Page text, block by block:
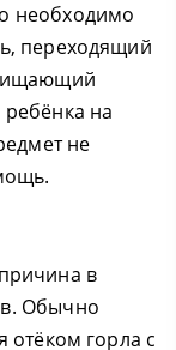
необходимо
переходящий
на
не
в
Обычно
отёком горла с